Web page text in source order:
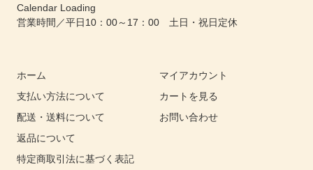
Calendar Loading
営業時間／平日10：00～17：00 土日・祝日定休
ホーム
支払い方法について
配送・送料について
返品について
特定商取引法に基づく表記
マイアカウント
カートを見る
お問い合わせ